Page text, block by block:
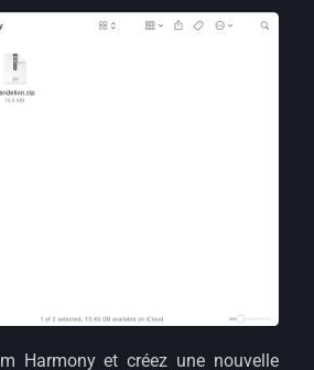
Harmony et créez une nouvelle